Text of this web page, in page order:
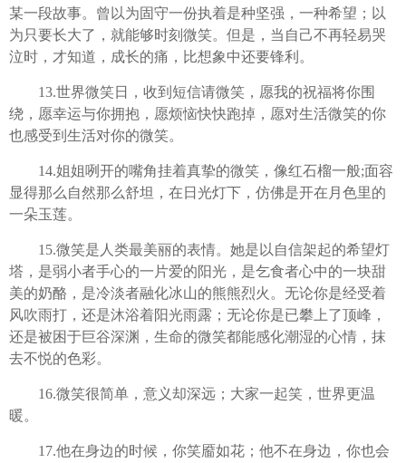
某一段故事。曾以为固守一份执着是种坚强，一种希望；以
为只要长大了，就能够时刻微笑。但是，当自己不再轻易哭
泣时，才知道，成长的痛，比想象中还要锋利。
13.世界微笑日，收到短信请微笑，愿我的祝福将你围
绕，愿幸运与你拥抱，愿烦恼快快跑掉，愿对生活微笑的你
也感受到生活对你的微笑。
14.姐姐咧开的嘴角挂着真挚的微笑，像红石榴一般;面容
显得那么自然那么舒坦，在日光灯下，仿佛是开在月色里的
一朵玉莲。
15.微笑是人类最美丽的表情。她是以自信架起的希望灯
塔，是弱小者手心的一片爱的阳光，是乞食者心中的一块甜
美的奶酪，是冷淡者融化冰山的熊熊烈火。无论你是经受着
风吹雨打，还是沐浴着阳光雨露；无论你是已攀上了顶峰，
还是被困于巨谷深渊，生命的微笑都能感化潮湿的心情，抹
去不悦的色彩。
16.微笑很简单，意义却深远；大家一起笑，世界更温
暖。
17.他在身边的时候，你笑靥如花；他不在身边，你也会